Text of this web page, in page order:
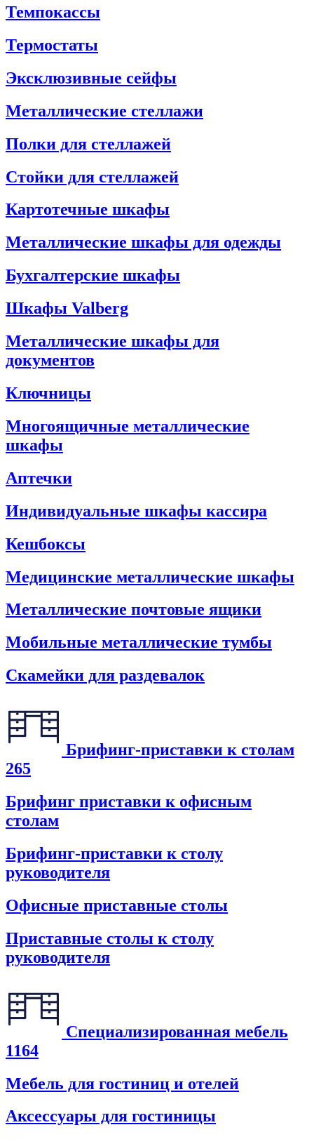
Темпокассы
Термостаты
Эксклюзивные сейфы
Металлические стеллажи
Полки для стеллажей
Стойки для стеллажей
Картотечные шкафы
Металлические шкафы для одежды
Бухгалтерские шкафы
Шкафы Valberg
Металлические шкафы для
документов
Ключницы
Многоящичные металлические
шкафы
Аптечки
Индивидуальные шкафы кассира
Кешбоксы
Медицинские металлические шкафы
Металлические почтовые ящики
Мобильные металлические тумбы
Скамейки для раздевалок
Брифинг-приставки к столам
265
Брифинг приставки к офисным
столам
Брифинг-приставки к столу
руководителя
Офисные приставные столы
Приставные столы к столу
руководителя
Специализированная мебель
1164
Мебель для гостиниц и отелей
Аксессуары для гостиницы